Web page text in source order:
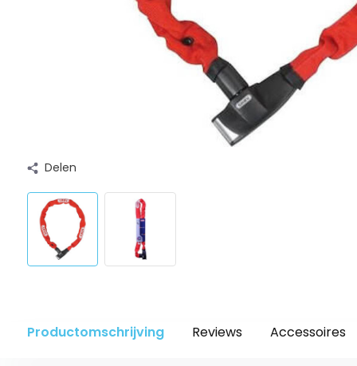
Delen
Productomschrijving Reviews Accessoires